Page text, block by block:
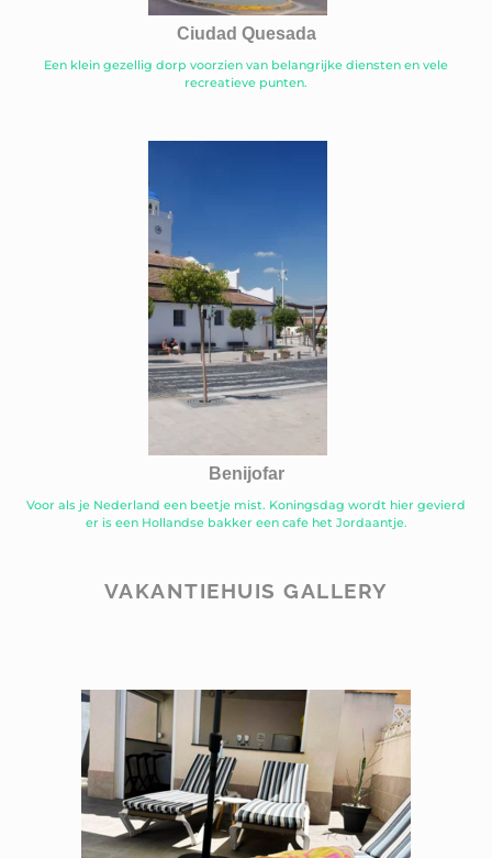
Ciudad Quesada
Een klein gezellig dorp voorzien van belangrijke diensten en vele
recreatieve punten.
Benijofar
Voor als je Nederland een beetje mist. Koningsdag wordt hier gevierd
er is een Hollandse bakker een cafe het Jordaantje.
VAKANTIEHUIS GALLERY